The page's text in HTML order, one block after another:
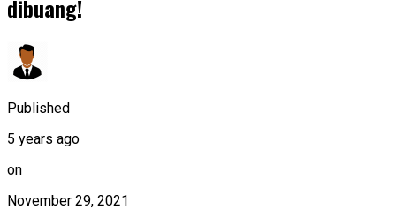
dibuang!
Published
5 years ago
on
November 29, 2021